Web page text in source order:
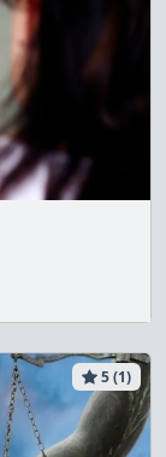
5 (1)